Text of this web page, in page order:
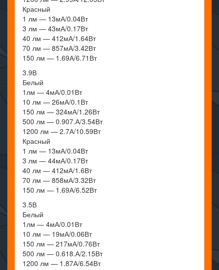
Красный
1 лм — 13мА/0.04Вт
3 лм — 43мА/0.17Вт
40 лм — 412мА/1.64Вт
70 лм — 857мА/3.42Вт
150 лм — 1.69А/6.71Вт
3.9В
Белый
1лм — 4мА/0.01Вт
10 лм — 26мА/0.1Вт
150 лм — 324мА/1.26Вт
500 лм — 0.907.А/3.54Вт
1200 лм — 2.7А/10.59Вт
Красный
1 лм — 13мА/0.04Вт
3 лм — 44мА/0.17Вт
40 лм — 412мА/1.6Вт
70 лм — 858мА/3.32Вт
150 лм — 1.69А/6.52Вт
3.5В
Белый
1лм — 4мА/0.01Вт
10 лм — 19мА/0.06Вт
150 лм — 217мА/0.76Вт
500 лм — 0.618.А/2.15Вт
1200 лм — 1.87А/6.54Вт